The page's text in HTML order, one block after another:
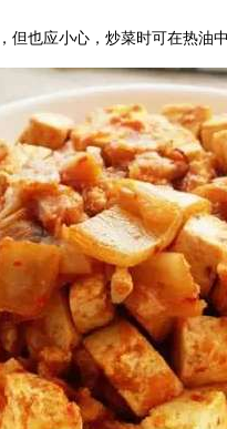
也应小心，炒菜时可在热油